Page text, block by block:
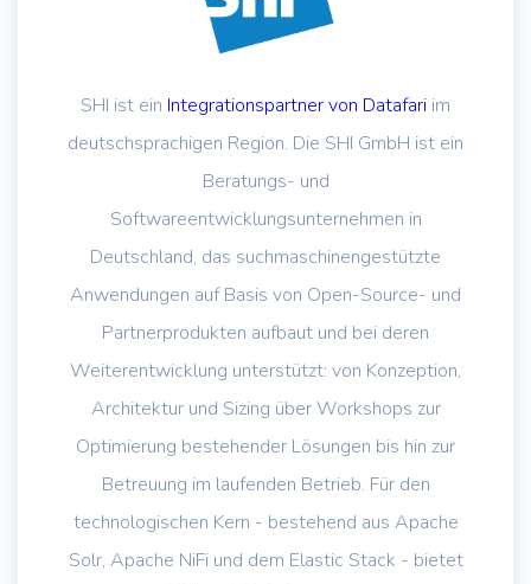
SHI ist ein Integrationspartner von Datafari im
deutschsprachigen Region. Die SHI GmbH ist ein
Beratungs- und
Softwareentwicklungsunternehmen in
Deutschland, das suchmaschinengestützte
Anwendungen auf Basis von Open-Source- und
Partnerprodukten aufbaut und bei deren
Weiterentwicklung unterstützt: von Konzeption,
Architektur und Sizing über Workshops zur
Optimierung bestehender Lösungen bis hin zur
Betreuung im laufenden Betrieb. Für den
technologischen Kern - bestehend aus Apache
Solr, Apache NiFi und dem Elastic Stack - bietet